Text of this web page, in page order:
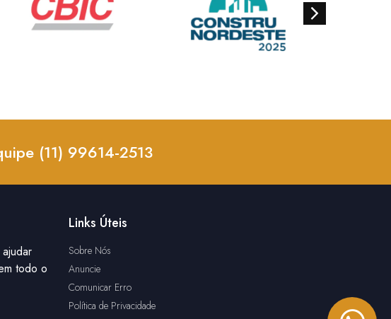
(11) 99614-2513
todo o
Links Úteis
Sobre Nós
Anuncie
Comunicar Erro
Política de Privacidade